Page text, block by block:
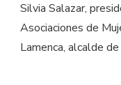
Silvia Salazar,
Asociaciones de
Lamenca, alcalde